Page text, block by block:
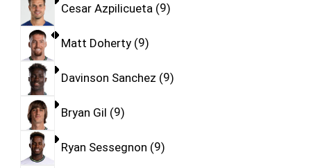
Cesar Azpilicueta 9
Matt Doherty 9
Davinson Sanchez 9
Bryan Gil 9
Ryan Sessegnon 9